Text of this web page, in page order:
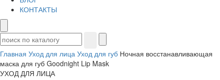
КОНТАКТЫ
Главная Уход для лица Уход для губ Ночная восстанавливающая
маска для губ Goodnight Lip Mask
УХОД ДЛЯ ЛИЦА